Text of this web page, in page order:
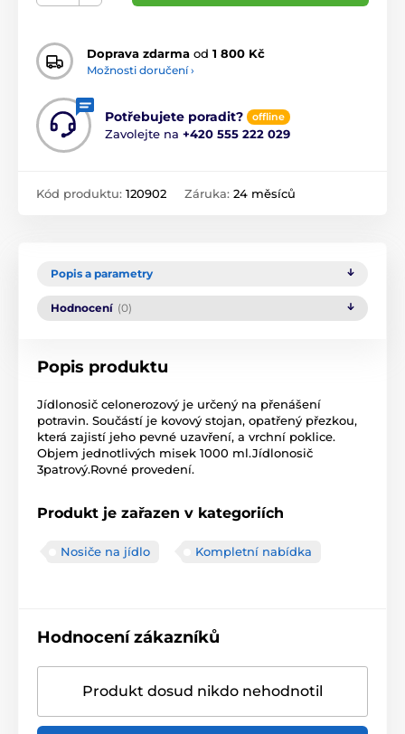
Doprava zdarma od 1 800 Kč
Možnosti doručení ›
Potřebujete poradit? offline
Zavolejte na +420 555 222 029
Kód produktu: 120902 Záruka: 24 měsíců
Popis a parametry
Hodnocení (0)
Popis produktu
Jídlonosič celonerozový je určený na přenášení
potravin. Součástí je kovový stojan, opatřený přezkou,
která zajistí jeho pevné uzavření, a vrchní poklice.
Objem jednotlivých misek 1000 ml.Jídlonosič
3patrový.Rovné provedení.
Produkt je zařazen v kategoriích
Nosiče na jídlo Kompletní nabídka
Hodnocení zákazníků
Produkt dosud nikdo nehodnotil